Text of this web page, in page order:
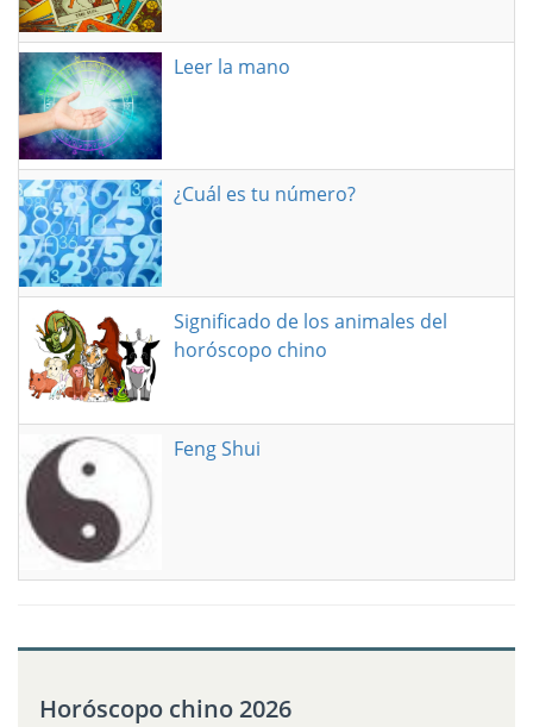
Leer la mano
¿Cuál es tu número?
Significado de los animales del
horóscopo chino
Feng Shui
Horóscopo chino 2026